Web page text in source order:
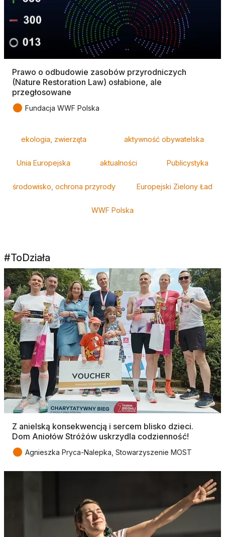
Prawo o odbudowie zasobów przyrodniczych
(Nature Restoration Law) osłabione, ale
przegłosowane
● Fundacja WWF Polska
ekologia, zwierzęta aktywność obywatelska
Unia Europejska aktualności Publicystyka
środowisko, ochrona przyrody Europejski Zielony Ład
WWF Polska
#ToDziała
Z anielską konsekwencją i sercem blisko dzieci.
Dom Aniołów Stróżów uskrzydla codzienność!
● Agnieszka Pryca-Nalepka, Stowarzyszenie MOST